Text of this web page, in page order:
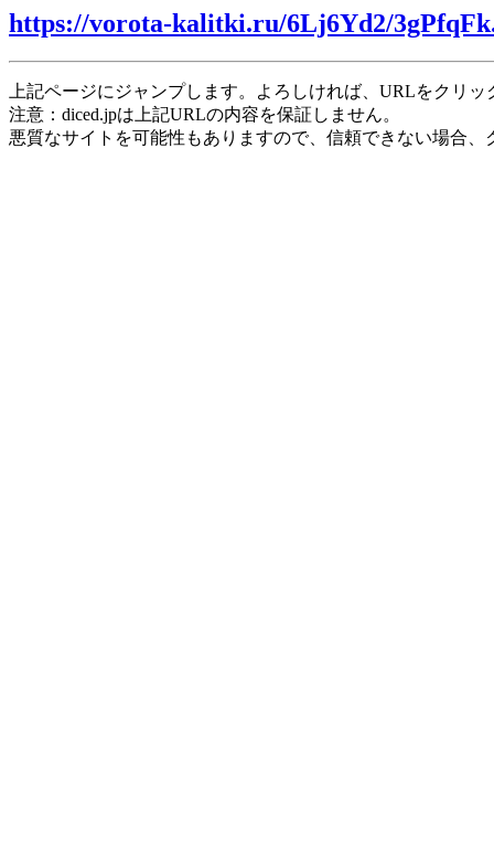
https://vorota-kalitki.ru/6Lj6Yd2/
上記ページにジャンプします。よろしければ、URLをクリ
注意：diced.jpは上記URLの内容を保証しません。
悪質なサイトを可能性もありますので、信頼できない場合、